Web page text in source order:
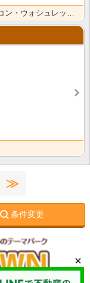
全室洋室の1LDK♪ 洋風でおしゃれな外観♪ エアコン・ウォシュレットなど設備充実♪
≫
条件変更